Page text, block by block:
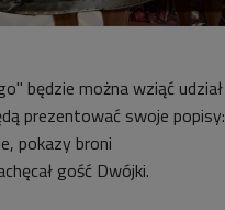
będzie można wziąć udział
prezentować swoje popisy:
pokazy broni
gość Dwójki.